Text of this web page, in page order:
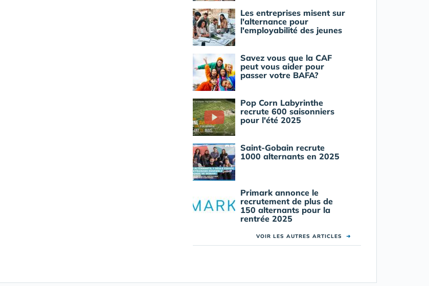
Les entreprises misent sur
l'alternance pour
l'employabilité des jeunes
Savez vous que la CAF
peut vous aider pour
passer votre BAFA?
Pop Corn Labyrinthe
recrute 600 saisonniers
pour l'été 2025
Saint-Gobain recrute
1000 alternants en 2025
Primark annonce le
recrutement de plus de
150 alternants pour la
rentrée 2025
VOIR LES AUTRES ARTICLES ➜